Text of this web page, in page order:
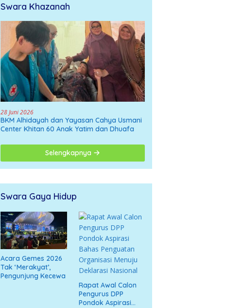
Swara Khazanah
28 Juni 2026
BKM Alhidayah dan Yayasan Cahya Usmani
Center Khitan 60 Anak Yatim dan Dhuafa
Selengkapnya
Swara Gaya Hidup
Acara Gemes 2026
Tak ‘Merakyat’,
Pengunjung Kecewa
Rapat Awal Calon
Pengurus DPP
Pondok Aspirasi